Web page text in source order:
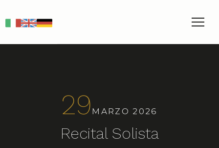
EN DE
29 MARZO 2026
Recital Solista